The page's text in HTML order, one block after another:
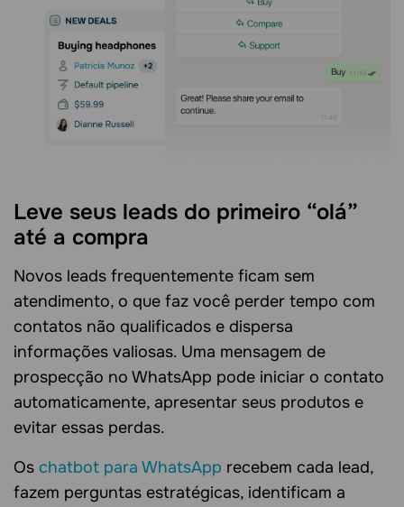
Leve seus leads do primeiro “olá”
até a compra
Novos leads frequentemente ficam sem
atendimento, o que faz você perder tempo com
contatos não qualificados e dispersa
informações valiosas. Uma mensagem de
prospecção no WhatsApp pode iniciar o contato
automaticamente, apresentar seus produtos e
evitar essas perdas.
Os chatbot para WhatsApp recebem cada lead,
fazem perguntas estratégicas, identificam a